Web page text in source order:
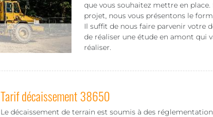
que vous souhaitez mettre en
projet, nous vous présentons le
Il suffit de nous faire parvenir votre
de réaliser une étude en amont qui
réaliser.
Tarif décaissement 38650
Le décaissement de terrain est soumis à des